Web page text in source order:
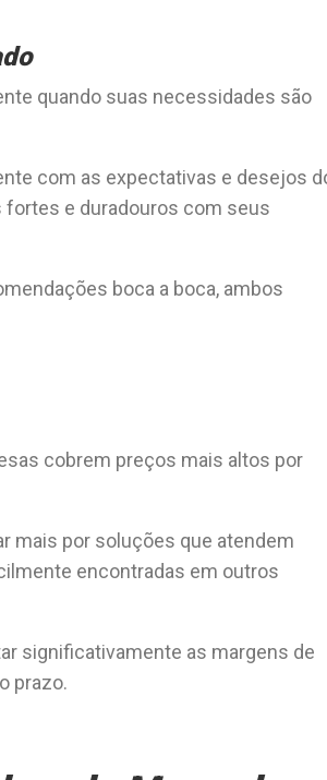
quando suas necessidades são
com as expectativas e desejos
e duradouros com seus
boca a boca, ambos
cobrem preços mais altos por
mais por soluções que atendem
encontradas em outros
significativamente as margens de
prazo.